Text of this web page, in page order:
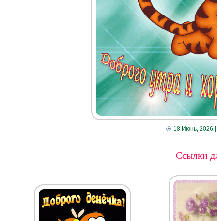
18 Июнь, 2026
Ссылки